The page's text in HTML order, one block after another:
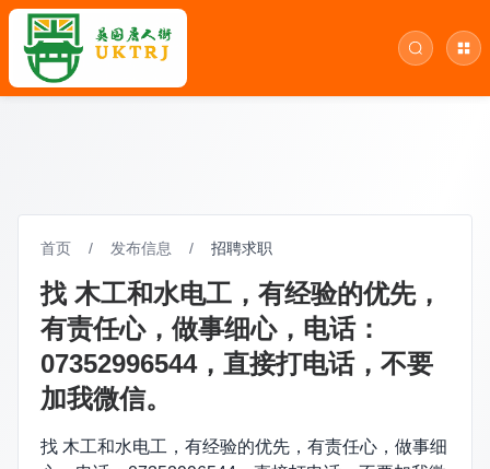
首页 / 发布信息 / 招聘求职
找 木工和水电工，有经验的优先，
有责任心，做事细心，电话：
07352996544，直接打电话，不要
加我微信。
找 木工和水电工，有经验的优先，有责任心，做事细